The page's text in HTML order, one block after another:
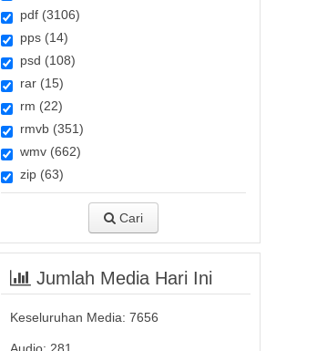
pdf (3106)
pps (14)
psd (108)
rar (15)
rm (22)
rmvb (351)
wmv (662)
zip (63)
Cari
Jumlah Media Hari Ini
Keseluruhan Media: 7656